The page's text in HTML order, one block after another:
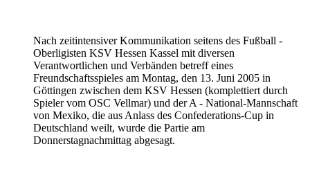
Nach zeitintensiver Kommunikation seitens des Fußball -
Oberligisten KSV Hessen Kassel mit diversen
Verantwortlichen und Verbänden betreff eines
Freundschaftsspieles am Montag, den 13. Juni 2005 in
Göttingen zwischen dem KSV Hessen (komplettiert durch
Spieler vom OSC Vellmar) und der A - National-Mannschaft
von Mexiko, die aus Anlass des Confederations-Cup in
Deutschland weilt, wurde die Partie am
Donnerstagnachmittag abgesagt.